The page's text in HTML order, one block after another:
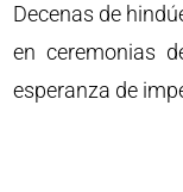
Decenas de
en ceremonias
esperanza de